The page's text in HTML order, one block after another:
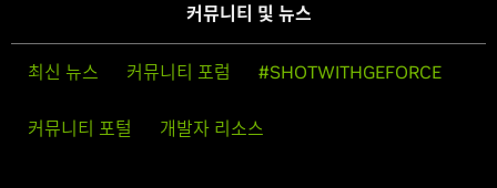
커뮤니티 및 뉴스
최신 뉴스 커뮤니티 포럼 #SHOTWITHGEFORCE
커뮤니티 포털 개발자 리소스